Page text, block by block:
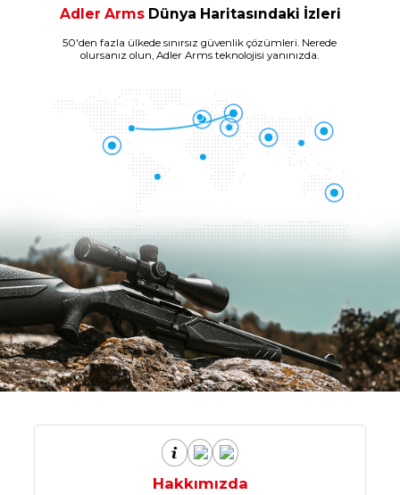
Adler ArmsDünya Haritasındaki İzleri
50'den fazla ülkede sınırsız güvenlik çözümleri. Nerede
olursanız olun, Adler Arms teknolojisi yanınızda.
Hakkımızda